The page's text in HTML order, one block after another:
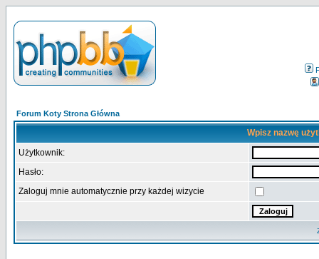
Forum Koty Strona Główna
Wpisz nazwę
Użytkownik:
Hasło:
Zaloguj mnie automatycznie przy każdej wizycie